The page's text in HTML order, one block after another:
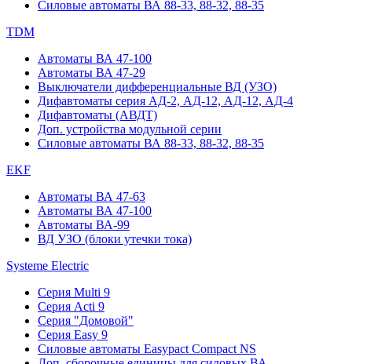
Силовые автоматы ВА 88-33, 88-32, 88-35
TDM
Автоматы ВА 47-100
Автоматы ВА 47-29
Выключатели дифференциальные ВД (УЗО)
Дифавтоматы серия АД-2, АД-12, АД-12, АД-4
Дифавтоматы (АВДТ)
Доп. устройства модульной серии
Силовые автоматы ВА 88-33, 88-32, 88-35
EKF
Автоматы ВА 47-63
Автоматы ВА 47-100
Автоматы ВА-99
ВД УЗО (блоки утечки тока)
Systeme Electric
Серия Multi 9
Серия Acti 9
Серия "Домовой"
Серия Easy 9
Силовые автоматы Easypact Compact NS